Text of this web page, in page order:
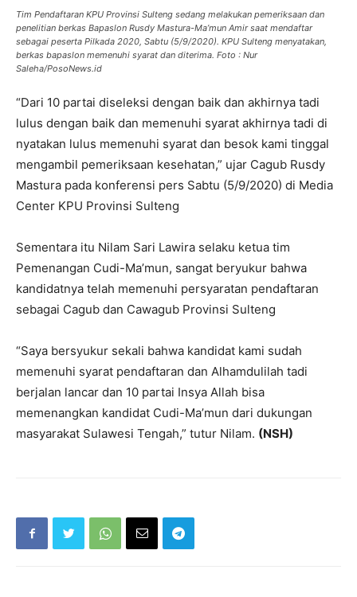
Tim Pendaftaran KPU Provinsi Sulteng sedang melakukan pemeriksaan dan
penelitian berkas Bapaslon Rusdy Mastura-Ma’mun Amir saat mendaftar
sebagai peserta Pilkada 2020, Sabtu (5/9/2020). KPU Sulteng menyatakan,
berkas bapaslon memenuhi syarat dan diterima. Foto : Nur
Saleha/PosoNews.id
“Dari 10 partai diseleksi dengan baik dan akhirnya tadi
lulus dengan baik dan memenuhi syarat akhirnya tadi di
nyatakan lulus memenuhi syarat dan besok kami tinggal
mengambil pemeriksaan kesehatan,” ujar Cagub Rusdy
Mastura pada konferensi pers Sabtu (5/9/2020) di Media
Center KPU Provinsi Sulteng
Sementara itu Nilam Sari Lawira selaku ketua tim
Pemenangan Cudi-Ma’mun, sangat beryukur bahwa
kandidatnya telah memenuhi persyaratan pendaftaran
sebagai Cagub dan Cawagub Provinsi Sulteng
“Saya bersyukur sekali bahwa kandidat kami sudah
memenuhi syarat pendaftaran dan Alhamdulilah tadi
berjalan lancar dan 10 partai Insya Allah bisa
memenangkan kandidat Cudi-Ma’mun dari dukungan
masyarakat Sulawesi Tengah,” tutur Nilam. (NSH)